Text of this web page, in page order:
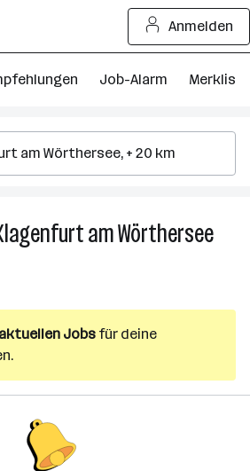
Anmelden
Job-Alarm Merkliste
am Wörthersee
am
Jobs für deine